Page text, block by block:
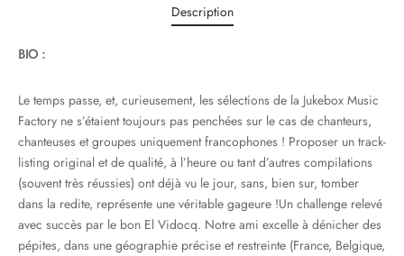
Description
BIO :
Le temps passe, et, curieusement, les sélections de la Jukebox Music
Factory ne s’étaient toujours pas penchées sur le cas de chanteurs,
chanteuses et groupes uniquement francophones ! Proposer un track-
listing original et de qualité, à l’heure ou tant d’autres compilations
(souvent très réussies) ont déjà vu le jour, sans, bien sur, tomber
dans la redite, représente une véritable gageure !Un challenge relevé
avec succès par le bon El Vidocq. Notre ami excelle à dénicher des
pépites, dans une géographie précise et restreinte (France, Belgique,